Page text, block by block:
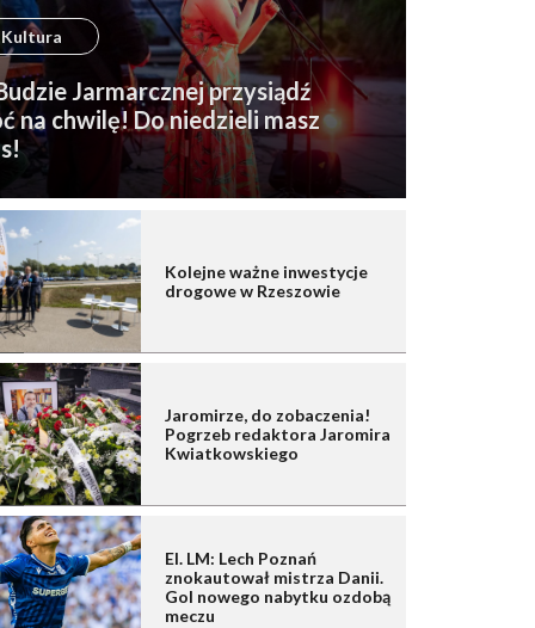
Kultura
Jarmarcznej przysiądź
na chwilę! Do niedzieli masz
Kolejne ważne inwestycje
drogowe w Rzeszowie
Jaromirze, do zobaczenia!
Pogrzeb redaktora Jaromira
Kwiatkowskiego
El. LM: Lech Poznań
znokautował mistrza Danii.
Gol nowego nabytku ozdobą
meczu